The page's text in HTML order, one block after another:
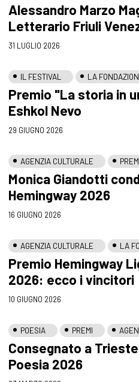
Alessandro Marzo
Letterario Friuli
31 LUGLIO 2026
IL FESTIVAL LA
Premio "La storia in
Eshkol Nevo
29 GIUGNO 2026
AGENZIA CULTURALE
Monica Giandotti
Hemingway 2026
16 GIUGNO 2026
AGENZIA CULTURALE LA
Premio Hemingway
2026: ecco i vincitori
10 GIUGNO 2026
POESIA PREMI
Consegnato a
Poesia 2026